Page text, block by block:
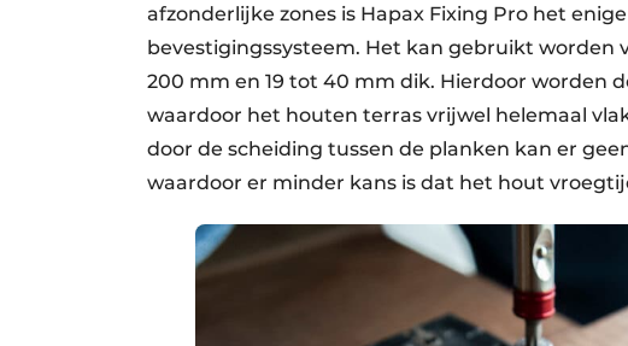
afzonderlijke zones is Hapax Fixing Pro het
bevestigingssysteem. Het kan gebruikt worden
200 mm en 19 tot 40 mm dik. Hierdoor worden
waardoor het houten terras vrijwel helemaal
door de scheiding tussen de planken kan er
waardoor er minder kans is dat het hout